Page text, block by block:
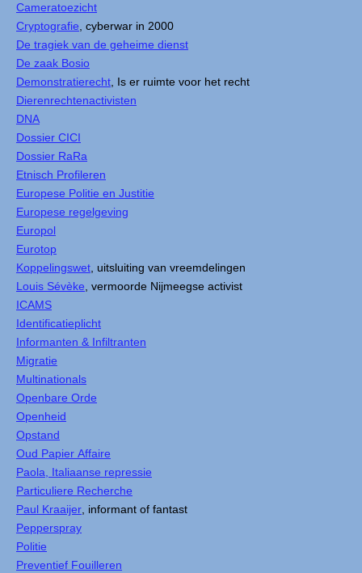
Cameratoezicht
Cryptografie , cyberwar in 2000
De tragiek van de geheime dienst
De zaak Bosio
Demonstratierecht , Is er ruimte voor het recht
Dierenrechtenactivisten
DNA
Dossier CICI
Dossier RaRa
Etnisch Profileren
Europese Politie en Justitie
Europese regelgeving
Europol
Eurotop
Koppelingswet , uitsluiting van vreemdelingen
Louis Sévèke , vermoorde Nijmeegse activist
ICAMS
Identificatieplicht
Informanten & Infiltranten
Migratie
Multinationals
Openbare Orde
Openheid
Opstand
Oud Papier Affaire
Paola, Italiaanse repressie
Particuliere Recherche
Paul Kraaijer , informant of fantast
Pepperspray
Politie
Preventief Fouilleren